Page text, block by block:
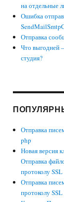
на отдельные
Ошибка
Отправка
Что выгодней
студия?
Отправка
php
Новая версия
Отправка
протоколу
Отправка
протоколу